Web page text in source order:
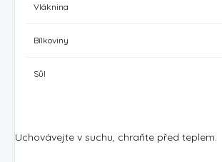
Vláknina
Bílkoviny
Sůl
Uchovávejte v suchu, chraňte před teplem.